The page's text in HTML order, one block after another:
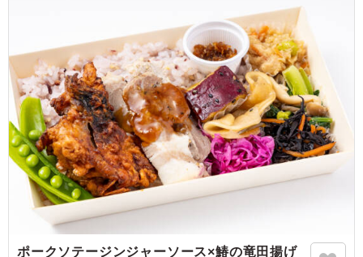
※クラシックプリン・クラシックプリンのティラミス仕立ての
追加は「ご飯の量」プルダウンより選択ください。
5.0 Gloss Link株式会社
お肉と魚のメニューがそれぞれあるのがありがたいです。
魚メニューは定番的なものが多い中で新鮮なインパクトで
した。素材、調理や盛り付けにもこだわられて美味しいお
弁当でした。またお願いしたいです。
ご利用シーン：ロケ・撮影›スタジオ撮影
東京都港区六本木2025/07/04
ポークソテージンジャーソース×鰆の竜田揚げ